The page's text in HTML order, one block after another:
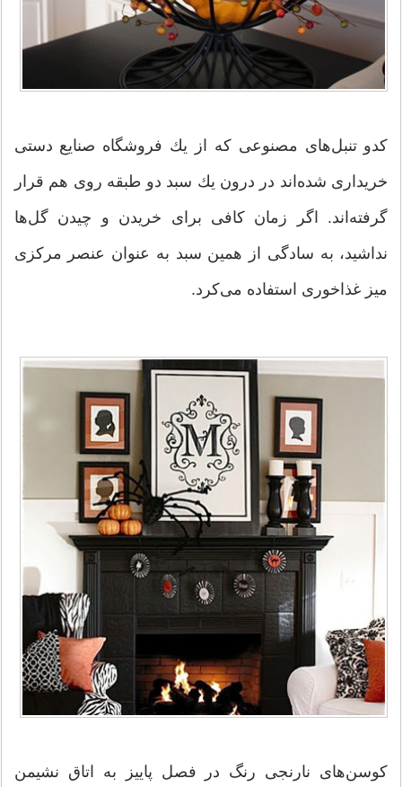
كدو تنبل‌های مصنوعی كه از یك فروشگاه صنایع دستی
خریداری شده‌اند در درون یك سبد دو طبقه روی هم قرار
گرفته‌اند. اگر زمان كافی برای خریدن و چیدن گل‌ها
نداشید، به سادگی از همین سبد به عنوان عنصر مركزی
میز غذاخوری استفاده می‌كرد.
كوسن‌های نارنجی رنگ در فصل پاییز به اتاق نشیمن